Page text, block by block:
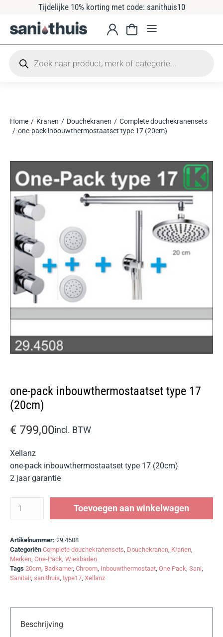
Tijdelijke 10% korting met code: sanithuis10
Je bent hier:
Home Kranen Douchekranen
Complete douchekranensets
one-pack inbouwthermostaatset type 17 (20cm)
one-pack inbouwthermostaatset type 17
(20cm)
€ 799,00incl. BTW
Xellanz
one-pack inbouwthermostaatset type 17 (20cm)
2 jaar garantie
Toevoegen aan winkelwagen
Artikelnummer: 29.4508
Categoriën Complete douchekranensets, Douchekranen, Kranen,
Merken, One-Pack, Wiesbaden
Tags 20cm, Badkamer, Chroom, Inbouwthermostaat, One Pack, Sani,
Sanitair, sanithuis, type17, Xellanz
Beschrijving